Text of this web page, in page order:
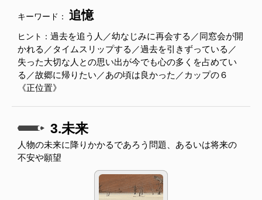
キーワード： 追憶
ヒント： 過去を追う人／幼なじみに再会する／同窓会が開
かれる／タイムスリップする／過去を引きずっている／
失った大切な人との思い出が今でも心の多くを占めてい
る／故郷に帰りたい／あの頃は良かった／カップの６
《正位置》
3.未来
人物の未来に降りかかるであろう問題、あるいは将来の
不安や願望